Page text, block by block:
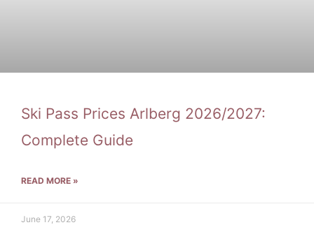
Ski Pass Prices Arlberg 2026/2027:
Complete Guide
READ MORE »
June 17, 2026